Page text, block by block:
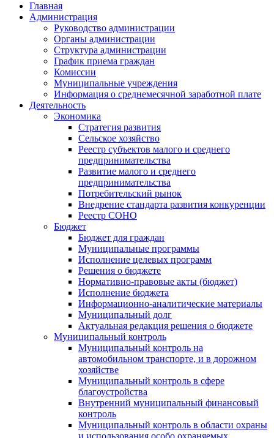
Главная
Администрация
Руководство администрации
Органы администрации
Структура администрации
График приема граждан
Комиссии
Муниципальные учреждения
Информация о среднемесячной заработной плате
Деятельность
Экономика
Стратегия развития
Сельское хозяйство
Реестр субъектов малого и среднего
предпринимательства
Развитие малого и среднего
предпринимательства
Потребительский рынок
Внедрение стандарта развития конкуренции
Реестр СОНО
Бюджет
Бюджет для граждан
Муниципальные программы
Исполнение целевых программ
Решения о бюджете
Нормативно-правовые акты (бюджет)
Исполнение бюджета
Информационно-аналитические материалы
Муниципальный долг
Актуальная редакция решения о бюджете
Муниципальный контроль
Муниципальный контроль на
автомобильном транспорте, и в дорожном
хозяйстве
Муниципальный контроль в сфере
благоустройства
Внутренний муниципальный финансовый
контроль
Муниципальный контроль в области охраны
и использования особо охраняемых